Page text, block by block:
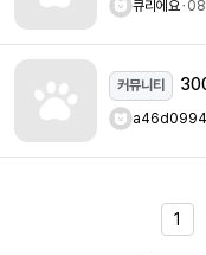
큐리에요ㆍ
커뮤니티
a46d0994
1